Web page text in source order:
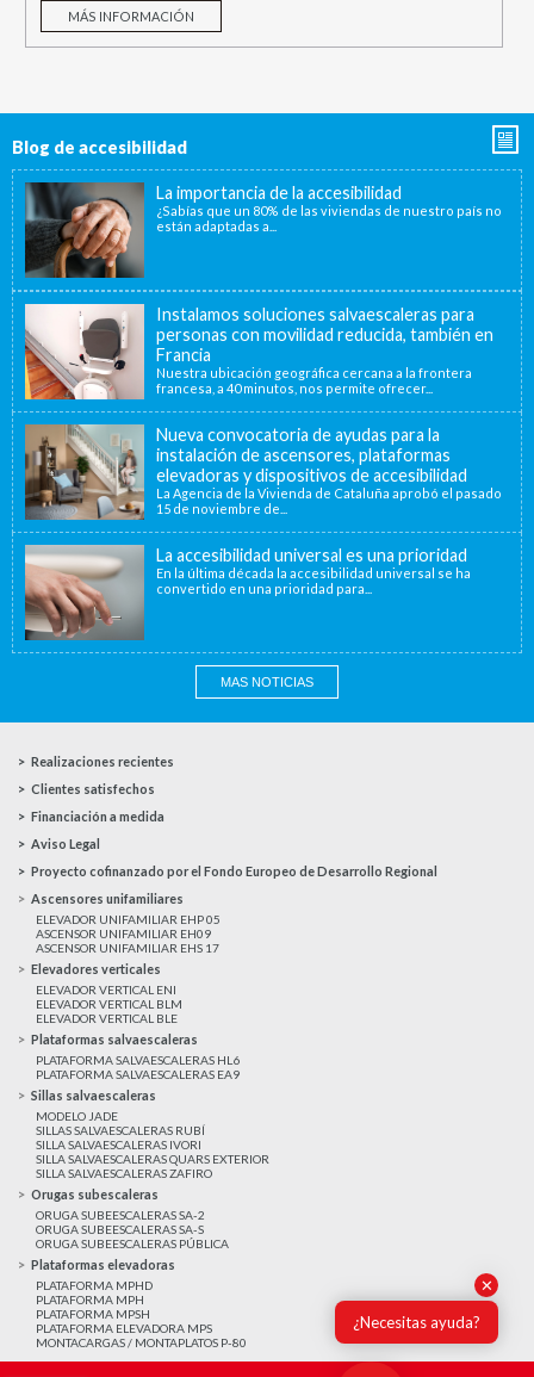
MÁS INFORMACIÓN
Blog de accesibilidad
La importancia de la accesibilidad
¿Sabías que un 80% de las viviendas de nuestro país no
están adaptadas a...
Instalamos soluciones salvaescaleras para
personas con movilidad reducida, también en
Francia
Nuestra ubicación geográfica cercana a la frontera
francesa, a 40 minutos, nos permite ofrecer...
Nueva convocatoria de ayudas para la
instalación de ascensores, plataformas
elevadoras y dispositivos de accesibilidad
La Agencia de la Vivienda de Cataluña aprobó el pasado
15 de noviembre de...
La accesibilidad universal es una prioridad
En la última década la accesibilidad universal se ha
convertido en una prioridad para...
MAS NOTICIAS
Realizaciones recientes
Clientes satisfechos
Financiación a medida
Aviso Legal
Proyecto cofinanzado por el Fondo Europeo de Desarrollo Regional
Ascensores unifamiliares
ELEVADOR UNIFAMILIAR EHP 05
ASCENSOR UNIFAMILIAR EH09
ASCENSOR UNIFAMILIAR EHS 17
Elevadores verticales
ELEVADOR VERTICAL ENI
ELEVADOR VERTICAL BLM
ELEVADOR VERTICAL BLE
Plataformas salvaescaleras
PLATAFORMA SALVAESCALERAS HL6
PLATAFORMA SALVAESCALERAS EA9
Sillas salvaescaleras
MODELO JADE
SILLAS SALVAESCALERAS RUBÍ
SILLA SALVAESCALERAS IVORI
SILLA SALVAESCALERAS QUARS EXTERIOR
SILLA SALVAESCALERAS ZAFIRO
Orugas subescaleras
ORUGA SUBEESCALERAS SA-2
ORUGA SUBEESCALERAS SA-S
ORUGA SUBEESCALERAS PÚBLICA
Plataformas elevadoras
PLATAFORMA MPHD
PLATAFORMA MPH
PLATAFORMA MPSH
PLATAFORMA ELEVADORA MPS
MONTACARGAS / MONTAPLATOS P-80
✕
¿Necesitas ayuda?